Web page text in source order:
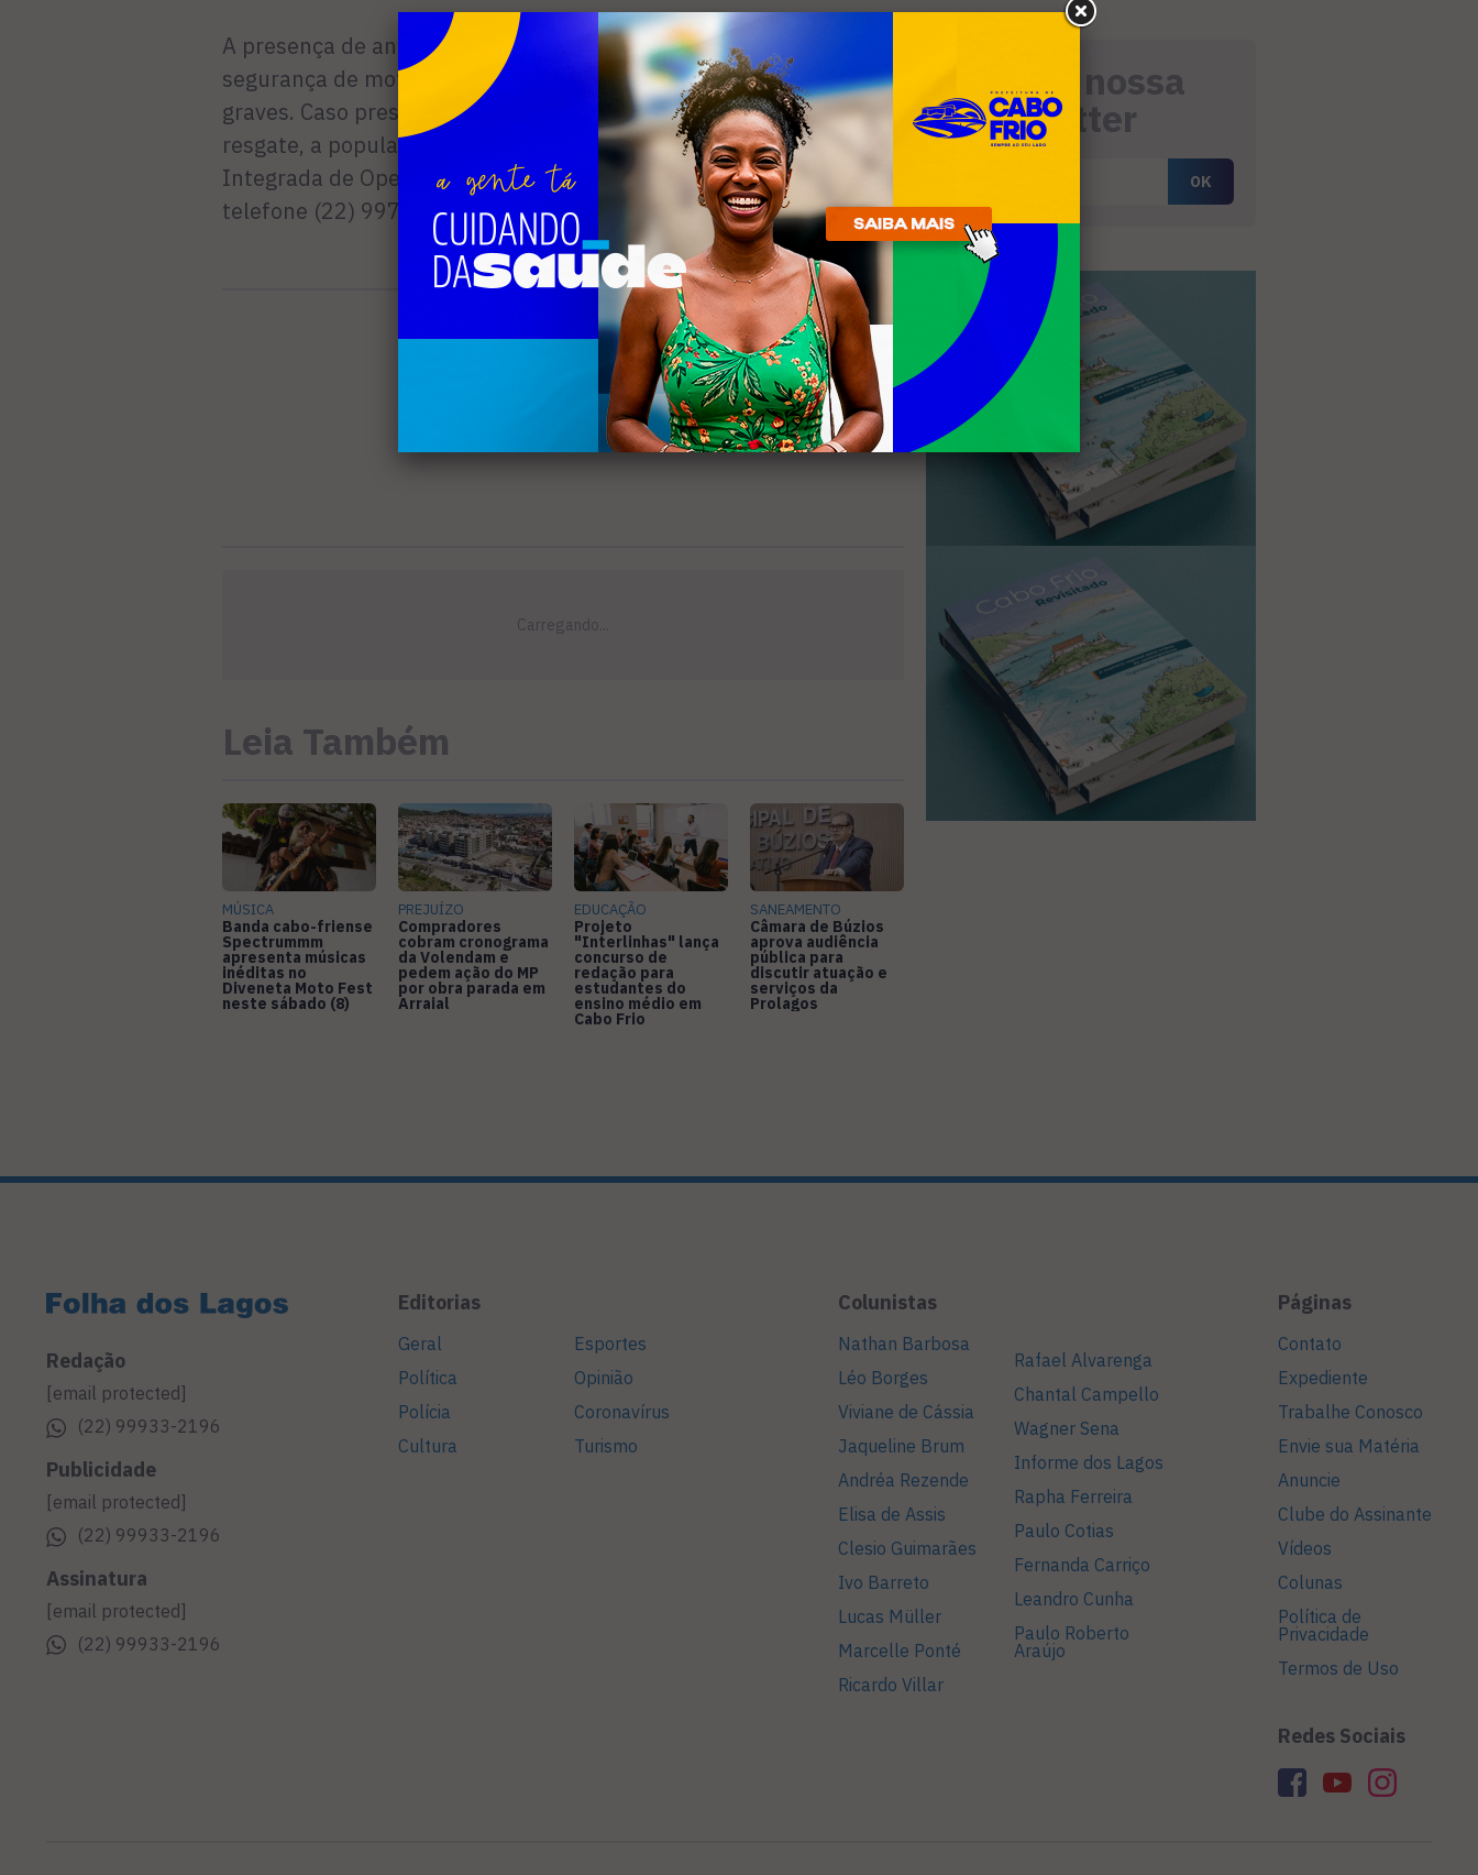
A presença de animais soltos nas rodovias representa um risco à
segurança de motoristas e pedestres, podendo causar acidentes
graves. Caso presencie animais na pista ou precise acionar o
resgate, a população pode entrar em contato com o Central
Integrada de Operações em Segurança Pública (CIOSP) pelo
telefone (22) 99700-0311.
Receba nossa
newsletter
Leia Também
MÚSICA
Banda cabo-friense
Spectrummm
apresenta músicas
inéditas no
Diveneta Moto Fest
neste sábado (8)
PREJUÍZO
Compradores
cobram cronograma
da Volendam e
pedem ação do MP
por obra parada em
Arraial
EDUCAÇÃO
Projeto
"Interlinhas" lança
concurso de
redação para
estudantes do
ensino médio em
Cabo Frio
SANEAMENTO
Câmara de Búzios
aprova audiência
pública para
discutir atuação e
serviços da
Prolagos
Redação
[email protected]
(22) 99933-2196
Publicidade
[email protected]
(22) 99933-2196
Assinatura
[email protected]
(22) 99933-2196
Editorias
Geral
Política
Polícia
Cultura
Esportes
Opinião
Coronavírus
Turismo
Colunistas
Nathan Barbosa
Léo Borges
Viviane de Cássia
Jaqueline Brum
Andréa Rezende
Elisa de Assis
Clesio Guimarães
Ivo Barreto
Lucas Müller
Marcelle Ponté
Ricardo Villar
Rafael Alvarenga
Chantal Campello
Wagner Sena
Informe dos Lagos
Rapha Ferreira
Paulo Cotias
Fernanda Carriço
Leandro Cunha
Paulo Roberto
Araújo
Páginas
Contato
Expediente
Trabalhe Conosco
Envie sua Matéria
Anuncie
Clube do Assinante
Vídeos
Colunas
Política de
Privacidade
Termos de Uso
Redes Sociais